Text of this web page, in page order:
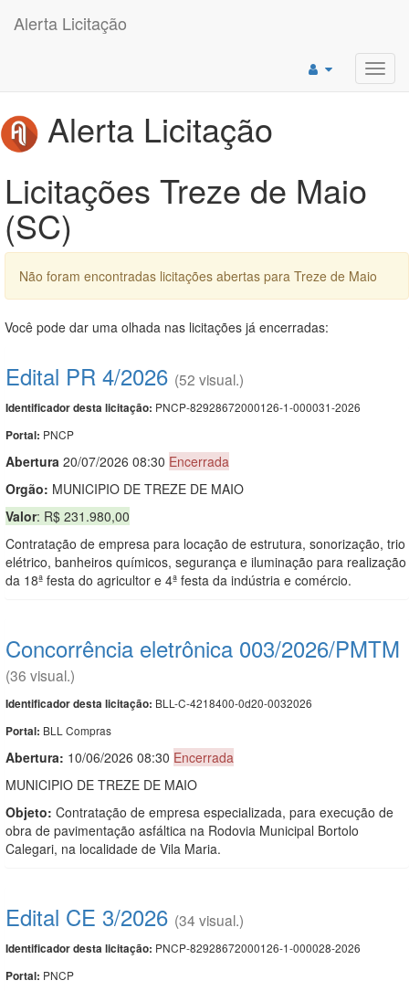
Alerta Licitação
Alerta Licitação
Licitações Treze de Maio
(SC)
Não foram encontradas licitações abertas para Treze de Maio
Você pode dar uma olhada nas licitações já encerradas:
Edital PR 4/2026 (52 visual.)
Identificador desta licitação: PNCP-82928672000126-1-000031-2026
Portal: PNCP
Abertura 20/07/2026 08:30 Encerrada
Orgão: MUNICIPIO DE TREZE DE MAIO
Valor: R$ 231.980,00
Contratação de empresa para locação de estrutura, sonorização, trio
elétrico, banheiros químicos, segurança e iluminação para realização
da 18ª festa do agricultor e 4ª festa da indústria e comércio.
Concorrência eletrônica 003/2026/PMTM
(36 visual.)
Identificador desta licitação: BLL-C-4218400-0d20-0032026
Portal: BLL Compras
Abertura: 10/06/2026 08:30 Encerrada
MUNICIPIO DE TREZE DE MAIO
Objeto: Contratação de empresa especializada, para execução de
obra de pavimentação asfáltica na Rodovia Municipal Bortolo
Calegari, na localidade de Vila Maria.
Edital CE 3/2026 (34 visual.)
Identificador desta licitação: PNCP-82928672000126-1-000028-2026
Portal: PNCP